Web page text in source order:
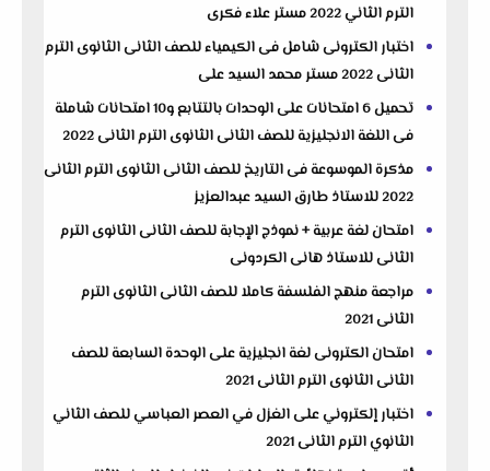
الترم الثاني 2022 مستر علاء فكرى
اختبار الكترونى شامل فى الكيمياء للصف الثانى الثانوى الترم
الثانى 2022 مستر محمد السيد على
تحميل 6 امتحانات على الوحدات بالتتابع و10 امتحانات شاملة
فى اللغة الانجليزية للصف الثانى الثانوى الترم الثانى 2022
مذكرة الموسوعة فى التاريخ للصف الثانى الثانوى الترم الثانى
2022 للاستاذ طارق السيد عبدالعزيز
امتحان لغة عربية + نموذج الإجابة للصف الثانى الثانوى الترم
الثانى للاستاذ هانى الكردونى
مراجعة منهج الفلسفة كاملا للصف الثانى الثانوى الترم
الثانى 2021
امتحان الكترونى لغة انجليزية على الوحدة السابعة للصف
الثانى الثانوى الترم الثانى 2021
اختبار إلكتروني على الغزل في العصر العباسي للصف الثاني
الثانوي الترم الثانى 2021